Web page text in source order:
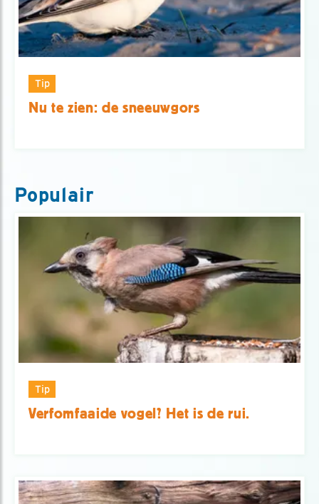
Tip
Nu te zien: de sneeuwgors
Populair
Tip
Verfomfaaide vogel? Het is de rui.